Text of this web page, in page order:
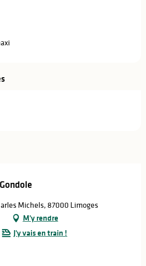
Michels, 87000 Limoges
M'y rendre
J'y vais en train !